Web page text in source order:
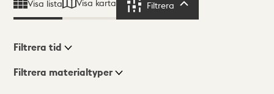
Visa lista Visa karta Filtrera
Visningsläge
Filtrera tid
Filtrera materialtyper